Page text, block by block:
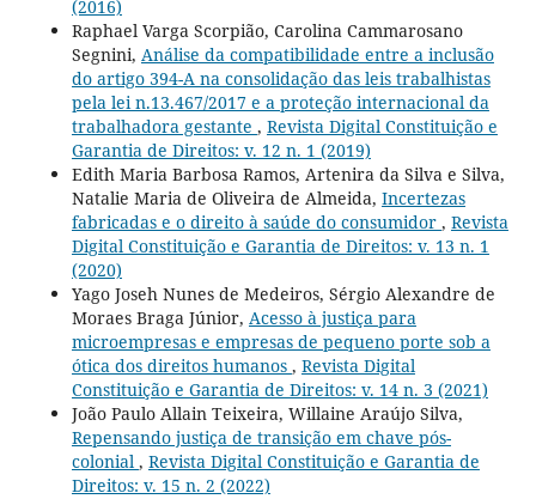
(2016)
Raphael Varga Scorpião, Carolina Cammarosano
Segnini, Análise da compatibilidade entre a inclusão
do artigo 394-A na consolidação das leis trabalhistas
pela lei n.13.467/2017 e a proteção internacional da
trabalhadora gestante , Revista Digital Constituição e
Garantia de Direitos: v. 12 n. 1 (2019)
Edith Maria Barbosa Ramos, Artenira da Silva e Silva,
Natalie Maria de Oliveira de Almeida, Incertezas
fabricadas e o direito à saúde do consumidor , Revista
Digital Constituição e Garantia de Direitos: v. 13 n. 1
(2020)
Yago Joseh Nunes de Medeiros, Sérgio Alexandre de
Moraes Braga Júnior, Acesso à justiça para
microempresas e empresas de pequeno porte sob a
ótica dos direitos humanos , Revista Digital
Constituição e Garantia de Direitos: v. 14 n. 3 (2021)
João Paulo Allain Teixeira, Willaine Araújo Silva,
Repensando justiça de transição em chave pós-
colonial , Revista Digital Constituição e Garantia de
Direitos: v. 15 n. 2 (2022)